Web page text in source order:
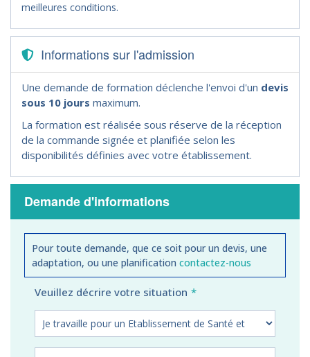
meilleures conditions.
Informations sur l'admission
Une demande de formation déclenche l'envoi d'un devis
sous 10 jours maximum.
La formation est réalisée sous réserve de la réception
de la commande signée et planifiée selon les
disponibilités définies avec votre établissement.
Demande d'informations
Pour toute demande, que ce soit pour un devis, une
adaptation, ou une planification contactez-nous
Veuillez décrire votre situation